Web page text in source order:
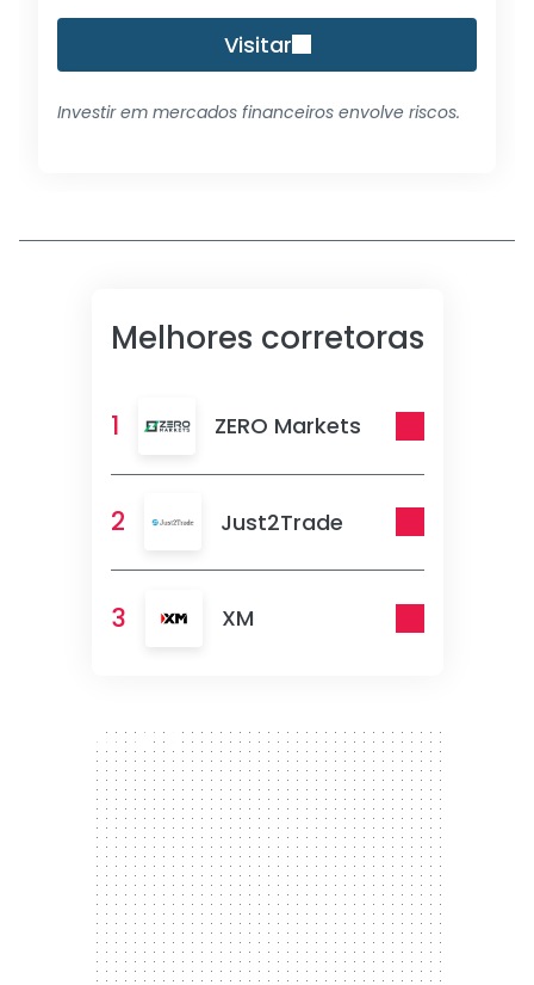
Visitar
Investir em mercados financeiros envolve riscos.
Melhores corretoras
1 ZERO Markets
2 Just2Trade
3 XM
300 x 250